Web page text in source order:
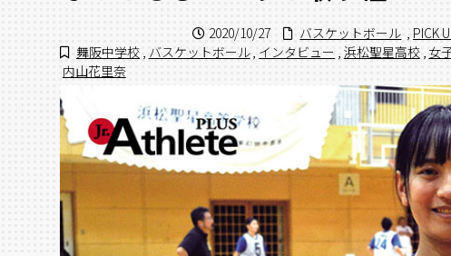
2020/10/27 バスケットボール , PICK
舞阪中学校 , バスケットボール, インタビュー , 浜松聖星高校 , 女
内山花里奈